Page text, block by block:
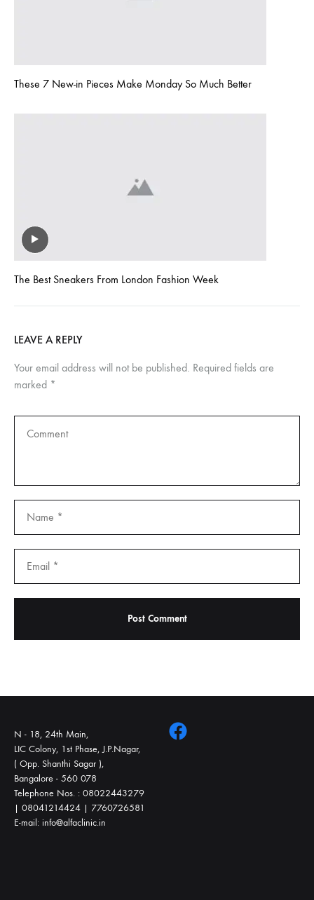
These 7 New-in Pieces Make Monday So Much Better
The Best Sneakers From London Fashion Week
LEAVE A REPLY
Your email address will not be published. Required fields are
marked *
N - 18, 24th Main,
LIC Colony, 1st Phase, J.P.Nagar,
( Opp. Shanthi Sagar ),
Bangalore - 560 078
Telephone Nos. : 08022443279
| 08041214424 | 7760726581
E-mail: info@alfaclinic.in